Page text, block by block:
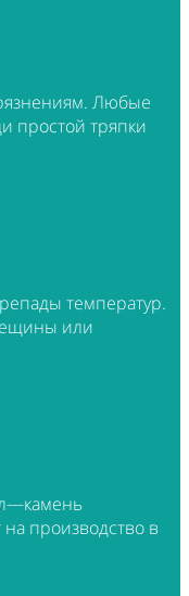
Любые
простой тряпки
температур.
или
на производство в